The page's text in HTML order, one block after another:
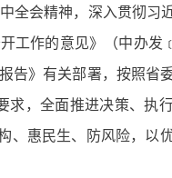
会精神，深入贯彻习
工作的意见》（中办发
告》有关部署，按照省
，全面推进决策、执
、惠民生、防风险，以